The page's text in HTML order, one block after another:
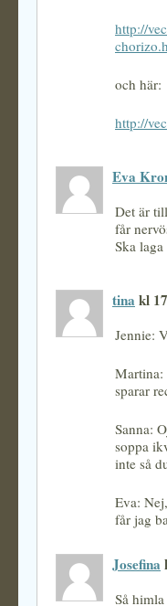
http://
och här:
http://
Eva
Det är
får
Ska
tina kl
Jennie:
Martina:
sparar
Sanna:
soppa
inte så
Eva:
får jag
Josefina
Så